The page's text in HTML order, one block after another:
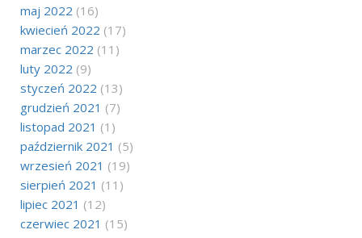
maj 2022 (16)
kwiecień 2022 (17)
marzec 2022 (11)
luty 2022 (9)
styczeń 2022 (13)
grudzień 2021 (7)
listopad 2021 (1)
październik 2021 (5)
wrzesień 2021 (19)
sierpień 2021 (11)
lipiec 2021 (12)
czerwiec 2021 (15)